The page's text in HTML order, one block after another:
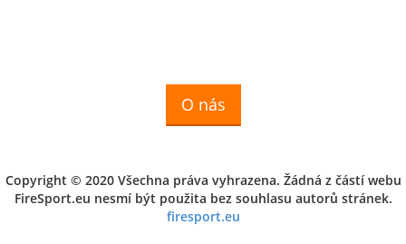
O nás
Copyright © 2020 Všechna práva vyhrazena. Žádná z částí webu
FireSport.eu nesmí být použita bez souhlasu autorů stránek.
firesport.eu